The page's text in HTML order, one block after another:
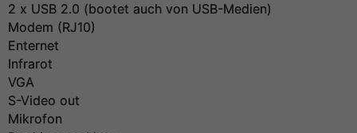
2 x USB 2.0 (bootet auch von USB-Medien)
Modem (RJ10)
Enternet
Infrarot
VGA
S-Video out
Mikrofon